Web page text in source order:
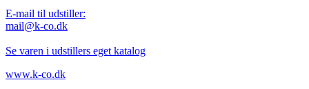
E-mail til udstiller:
mail@k-co.dk
Se varen i udstillers eget katalog
www.k-co.dk